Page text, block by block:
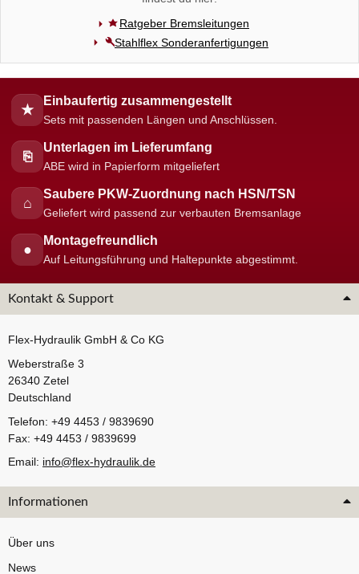
Ratgeber Bremsleitungen
Stahlflex Sonderanfertigungen
★
Einbaufertig zusammengestellt
Sets mit passenden Längen und Anschlüssen.
⎘
Unterlagen im Lieferumfang
ABE wird in Papierform mitgeliefert
⌂
Saubere PKW-Zuordnung nach HSN/TSN
Geliefert wird passend zur verbauten Bremsanlage
●
Montagefreundlich
Auf Leitungsführung und Haltepunkte abgestimmt.
Kontakt & Support
Flex-Hydraulik GmbH & Co KG
Weberstraße 3
26340 Zetel
Deutschland
Telefon: +49 4453 / 9839690
Fax: +49 4453 / 9839699
Email: info@flex-hydraulik.de
Informationen
Über uns
News